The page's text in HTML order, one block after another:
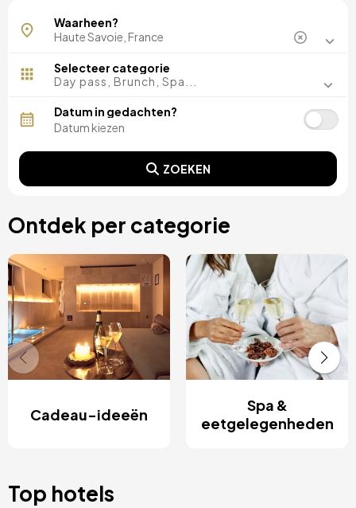
Chamonix-Mont-Blanc
Waarheen?
Selecteer categorie
Day pass, Brunch, Spa...
Datum in gedachten?
ZOEKEN
Ontdek per categorie
Cadeau-ideeën
Spa &
eetgelegenheden
Top hotels